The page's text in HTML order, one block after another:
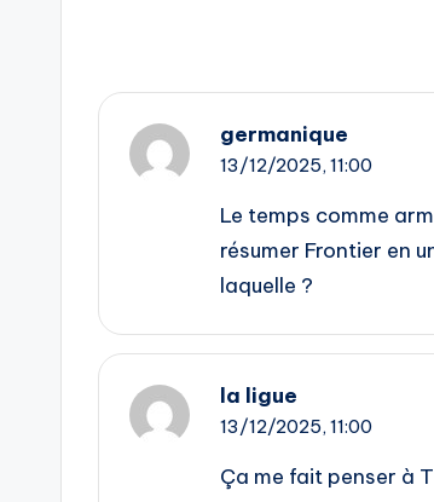
germanique
13/12/2025, 11:00
Le temps comme
résumer Frontier en
laquelle ?
la ligue
13/12/2025, 11:00
Ça me fait penser à